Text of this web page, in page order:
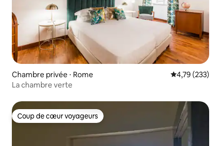
Chambre privée ⋅ Rome Évaluation
4,79 (233)
La chambre verte
Coup de cœur voyageurs
Coup de cœur voyageurs